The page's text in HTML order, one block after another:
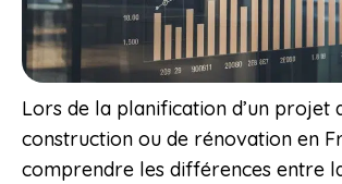
Lors de la planification d’un projet
construction ou de rénovation en
comprendre les différences entre